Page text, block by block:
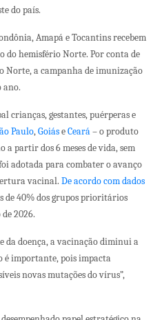
do país.
Amapá e Tocantins recebem
do hemisfério Norte. Por conta de
Norte, a campanha de imunização
ano.
crianças, gestantes, puérperas e
Paulo,GoiáseCeará– o produto
partir dos 6 meses de vida, sem
adotada para combater o avanço
vacinal. De acordo com dados
de 40% dos grupos prioritários
2026.
da doença, a vacinação diminui a
é importante, pois impacta
novas mutações do vírus”,